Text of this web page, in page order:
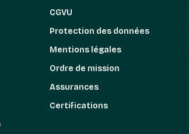
CGVU
Protection des données
Mentions légales
Ordre de mission
Assurances
Certifications